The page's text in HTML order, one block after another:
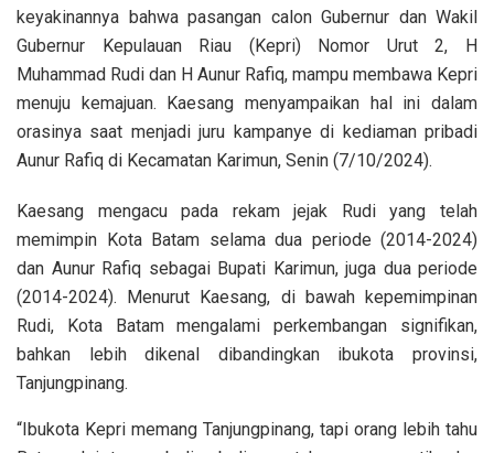
keyakinannya bahwa pasangan calon Gubernur dan Wakil
Gubernur Kepulauan Riau (Kepri) Nomor Urut 2, H
Muhammad Rudi dan H Aunur Rafiq, mampu membawa Kepri
menuju kemajuan. Kaesang menyampaikan hal ini dalam
orasinya saat menjadi juru kampanye di kediaman pribadi
Aunur Rafiq di Kecamatan Karimun, Senin (7/10/2024).
Kaesang mengacu pada rekam jejak Rudi yang telah
memimpin Kota Batam selama dua periode (2014-2024)
dan Aunur Rafiq sebagai Bupati Karimun, juga dua periode
(2014-2024). Menurut Kaesang, di bawah kepemimpinan
Rudi, Kota Batam mengalami perkembangan signifikan,
bahkan lebih dikenal dibandingkan ibukota provinsi,
Tanjungpinang.
“Ibukota Kepri memang Tanjungpinang, tapi orang lebih tahu